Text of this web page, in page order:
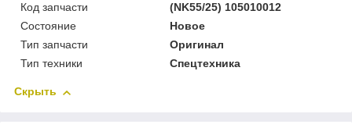
Код запчасти
(NK55/25) 105010012
Состояние
Новое
Тип запчасти
Оригинал
Тип техники
Спецтехника
Скрыть